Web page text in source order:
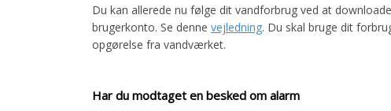
Du kan allerede nu følge dit vandforbrug ved at
brugerkonto. Se denne vejledning. Du skal bruge dit
opgørelse fra vandværket.
Har du modtaget en besked om alarm